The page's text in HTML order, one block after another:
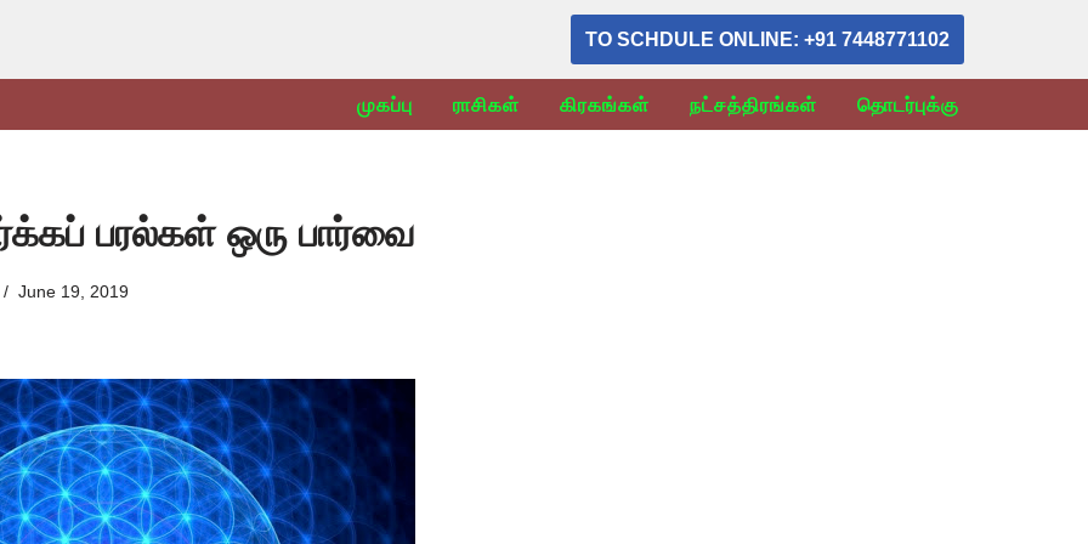
TO SCHDULE ONLINE: +91 7448771102
முகப்பு ராசிகள் கிரகங்கள் நட்சத்திரங்கள் தொடர்புக்கு
பரல்கள் ஒரு பார்வை
June 19, 2019